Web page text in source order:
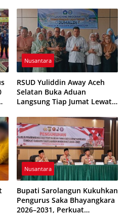
Nusantara
RSUD Yuliddin Away Aceh
Selatan Buka Aduan
Langsung Tiap Jumat Lewat
Nusantara
Bupati Sarolangun Kukuhkan
Pengurus Saka Bhayangkara
2026–2031, Perkuat